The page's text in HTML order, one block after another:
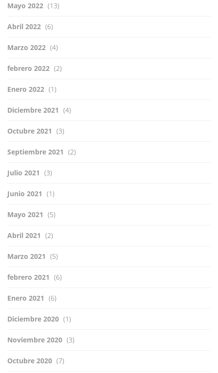
Mayo 2022 (13)
Abril 2022 (6)
Marzo 2022 (4)
febrero 2022 (2)
Enero 2022 (1)
Diciembre 2021 (4)
Octubre 2021 (3)
Septiembre 2021 (2)
Julio 2021 (3)
Junio 2021 (1)
Mayo 2021 (5)
Abril 2021 (2)
Marzo 2021 (5)
febrero 2021 (6)
Enero 2021 (6)
Diciembre 2020 (1)
Noviembre 2020 (3)
Octubre 2020 (7)